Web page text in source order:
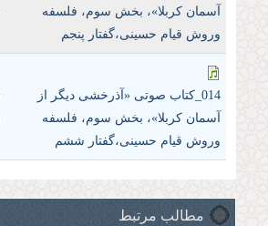
آسمان‌ کربلا»، بخش سوم، فلسفه
وروش قیام حسینی،گفتار پنجم
014_کتاب صوتی «آذرخشی‌ دیگر‌ از‌
آسمان‌ کربلا»، بخش سوم، فلسفه
وروش قیام حسینی،گفتار ششم
مطالب مرتبط